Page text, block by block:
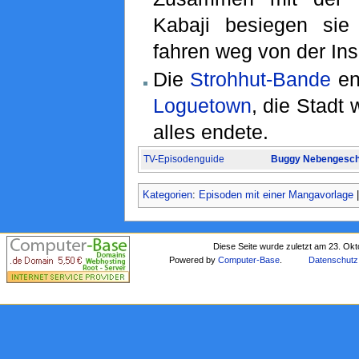
Kabaji besiegen
fahren weg von der
Die Strohhut-Bande
Loguetown, die Stadt
alles endete.
TV-Episodenguide Buggy
Kategorien: Episoden mit einer Mangavorlage
Diese Seite wurde zuletzt am 23.
Powered byComputer-Base Datenschutz